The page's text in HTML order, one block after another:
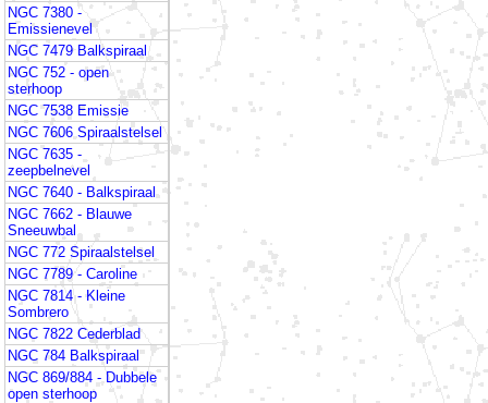
NGC 7380 -
Emissienevel
NGC 7479 Balkspiraal
NGC 752 - open
sterhoop
NGC 7538 Emissie
NGC 7606 Spiraalstelsel
NGC 7635 -
zeepbelnevel
NGC 7640 - Balkspiraal
NGC 7662 - Blauwe
Sneeuwbal
NGC 772 Spiraalstelsel
NGC 7789 - Caroline
NGC 7814 - Kleine
Sombrero
NGC 7822 Cederblad
NGC 784 Balkspiraal
NGC 869/884 - Dubbele
open sterhoop